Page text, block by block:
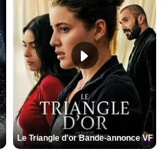
Le Triangle d'or Bande-annonce VF